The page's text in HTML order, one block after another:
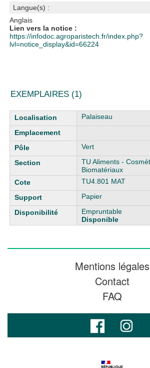
Langue(s) :
Anglais
Lien vers la notice :
https://infodoc.agroparistech.fr/index.php?
lvl=notice_display&id=66224
EXEMPLAIRES (1)
Liste des exemplaires Palaiseau
Vert
TU Aliments -
Biomatériaux
TU4.801 MAT
Papier
Empruntable
Disponible
Mentions légales
Contact
FAQ